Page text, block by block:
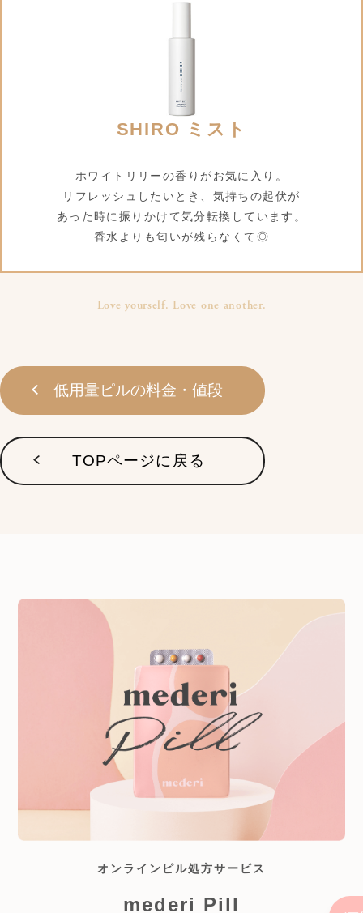
SHIRO ミスト
ホワイトリリーの香りがお気に入り。
リフレッシュしたいとき、気持ちの起伏が
あった時に振りかけて気分転換しています。
香水よりも匂いが残らなくて◎
Love yourself. Love one another.
低用量ピルの料金・値段
TOPページに戻る
オンラインピル処方サービス
mederi Pill